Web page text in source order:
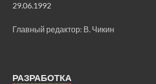
29.06.1992
Главный редактор: В. Чикин
РАЗРАБОТКА